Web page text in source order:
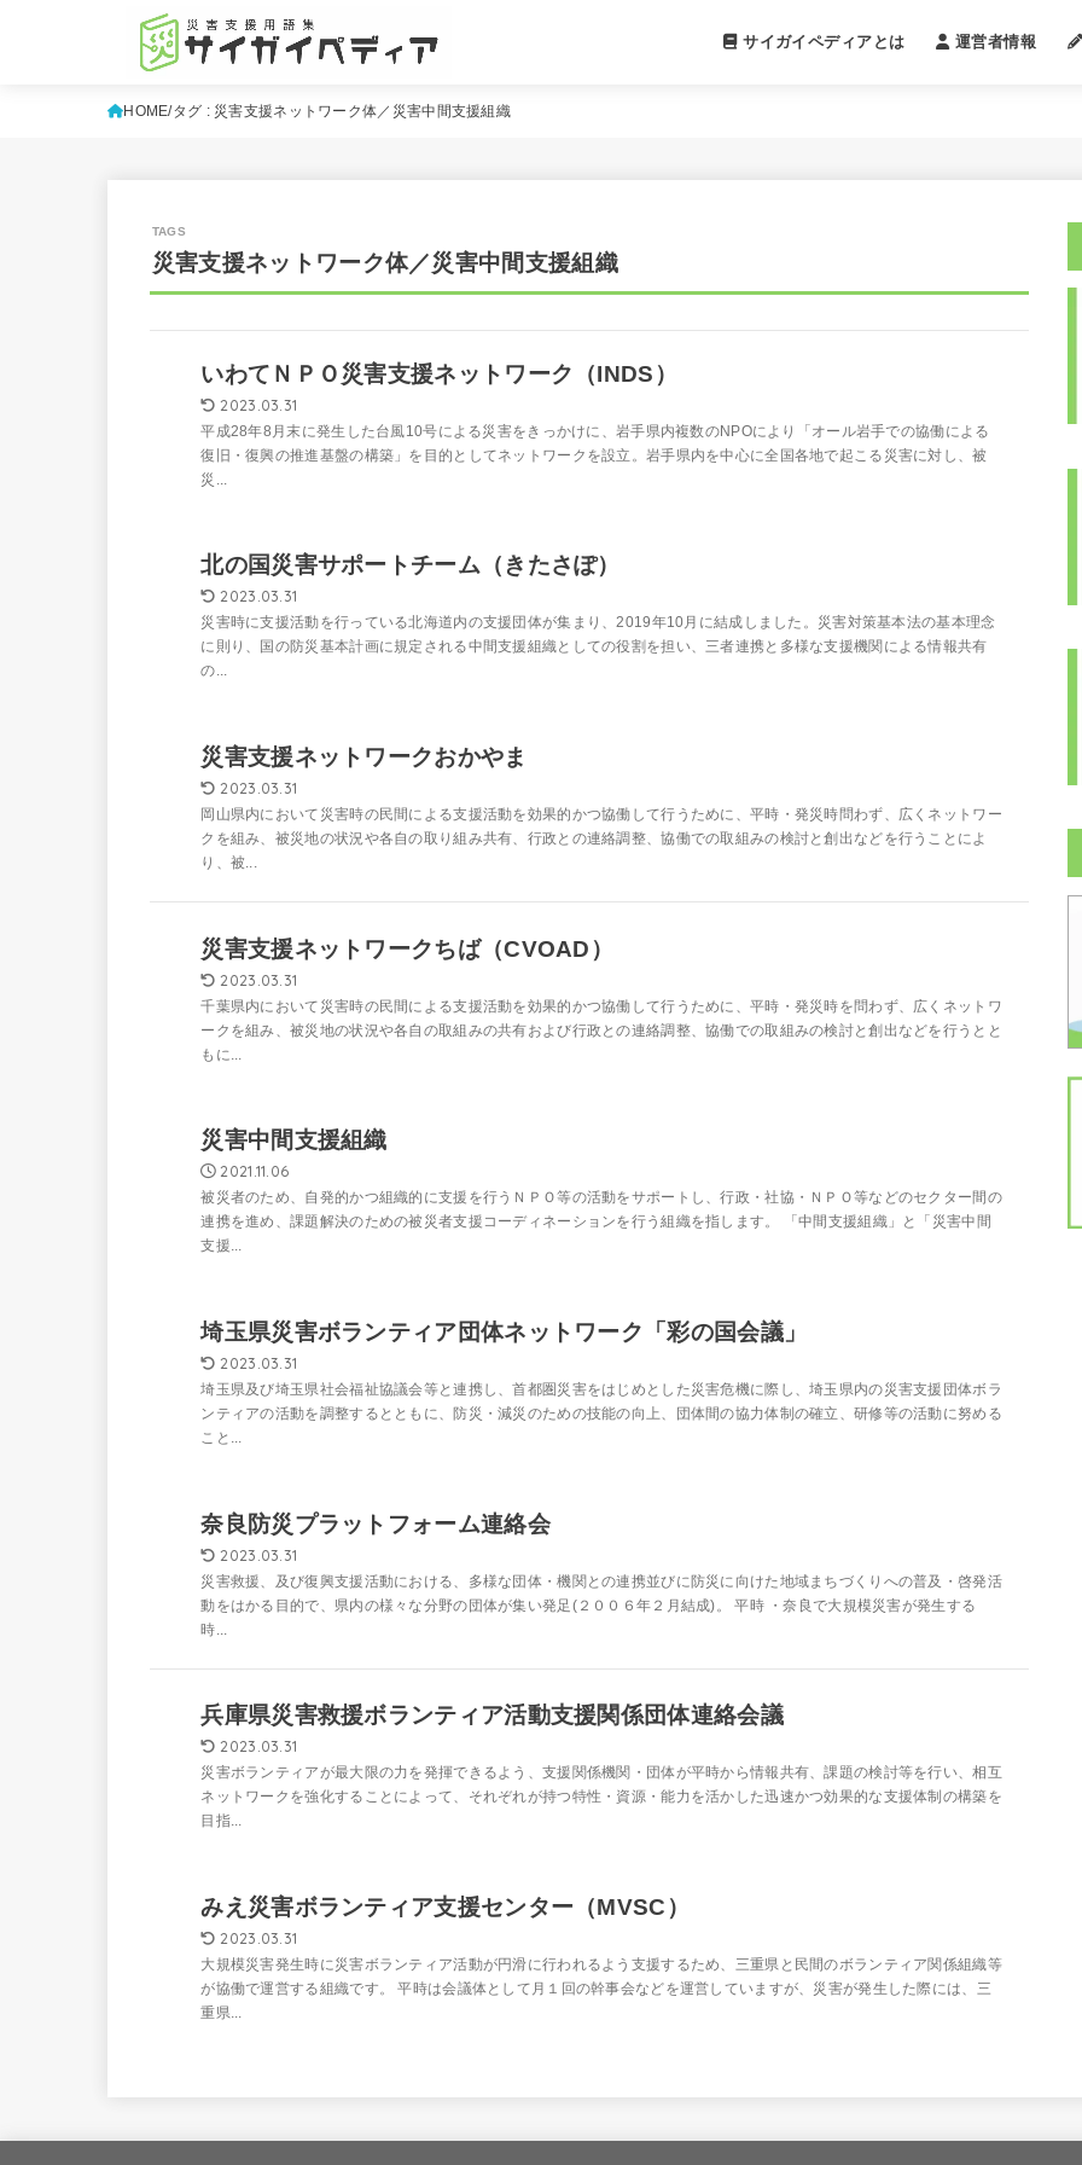
サイガイペディアとは 運営者情報
HOME タグ : 災害支援ネットワーク体／災害中間支援組織
災害支援ネットワーク体／災害中間支援組織
いわてＮＰＯ災害支援ネットワーク（INDS）
2023.03.31
平成28年8月末に発生した台風10号による災害をきっかけに、岩手県内複数のNPOにより「オール岩手での協働による
復旧・復興の推進基盤の構築」を目的としてネットワークを設立。岩手県内を中心に全国各地で起こる災害に対し、被
災...
北の国災害サポートチーム（きたさぽ）
2023.03.31
災害時に支援活動を行っている北海道内の支援団体が集まり、2019年10月に結成しました。災害対策基本法の基本理念
に則り、国の防災基本計画に規定される中間支援組織としての役割を担い、三者連携と多様な支援機関による情報共有
の...
災害支援ネットワークおかやま
2023.03.31
岡山県内において災害時の民間による支援活動を効果的かつ協働して行うために、平時・発災時問わず、広くネットワー
クを組み、被災地の状況や各自の取り組み共有、行政との連絡調整、協働での取組みの検討と創出などを行うことによ
り、被...
災害支援ネットワークちば（CVOAD）
2023.03.31
千葉県内において災害時の民間による支援活動を効果的かつ協働して行うために、平時・発災時を問わず、広くネットワ
ークを組み、被災地の状況や各自の取組みの共有および行政との連絡調整、協働での取組みの検討と創出などを行うとと
もに...
災害中間支援組織
2021.11.06
被災者のため、自発的かつ組織的に支援を行うＮＰＯ等の活動をサポートし、行政・社協・ＮＰＯ等などのセクター間の
連携を進め、課題解決のための被災者支援コーディネーションを行う組織を指します。 「中間支援組織」と「災害中間
支援...
埼玉県災害ボランティア団体ネットワーク「彩の国会議」
2023.03.31
埼玉県及び埼玉県社会福祉協議会等と連携し、首都圏災害をはじめとした災害危機に際し、埼玉県内の災害支援団体ボラ
ンティアの活動を調整するとともに、防災・減災のための技能の向上、団体間の協力体制の確立、研修等の活動に努める
こと...
奈良防災プラットフォーム連絡会
2023.03.31
災害救援、及び復興支援活動における、多様な団体・機関との連携並びに防災に向けた地域まちづくりへの普及・啓発活
動をはかる目的で、県内の様々な分野の団体が集い発足(２００６年２月結成)。 平時 ・奈良で大規模災害が発生する
時...
兵庫県災害救援ボランティア活動支援関係団体連絡会議
2023.03.31
災害ボランティアが最大限の力を発揮できるよう、支援関係機関・団体が平時から情報共有、課題の検討等を行い、相互
ネットワークを強化することによって、それぞれが持つ特性・資源・能力を活かした迅速かつ効果的な支援体制の構築を
目指...
みえ災害ボランティア支援センター（MVSC）
2023.03.31
大規模災害発生時に災害ボランティア活動が円滑に行われるよう支援するため、三重県と民間のボランティア関係組織等
が協働で運営する組織です。 平時は会議体として月１回の幹事会などを運営していますが、災害が発生した際には、三
重県...